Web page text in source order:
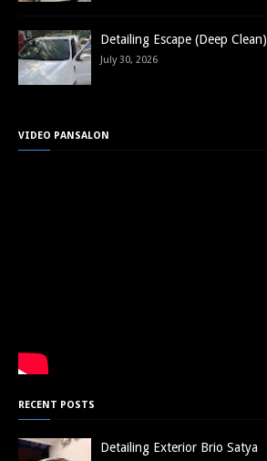
Detailing Escape (Deep Clean)
July 30, 2026
VIDEO PANSALON
RECENT POSTS
Detailing Exterior Brio Satya